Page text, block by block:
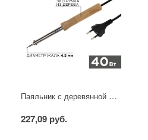
Паяльник с деревянной ручкой, серия WOOD, 40Вт, 230В, блистер PROconnect
227,09 руб.